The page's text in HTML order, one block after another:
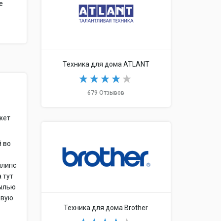
во
тут
Техника для дома ATLANT
679 Отзывов
Техника для дома Brother